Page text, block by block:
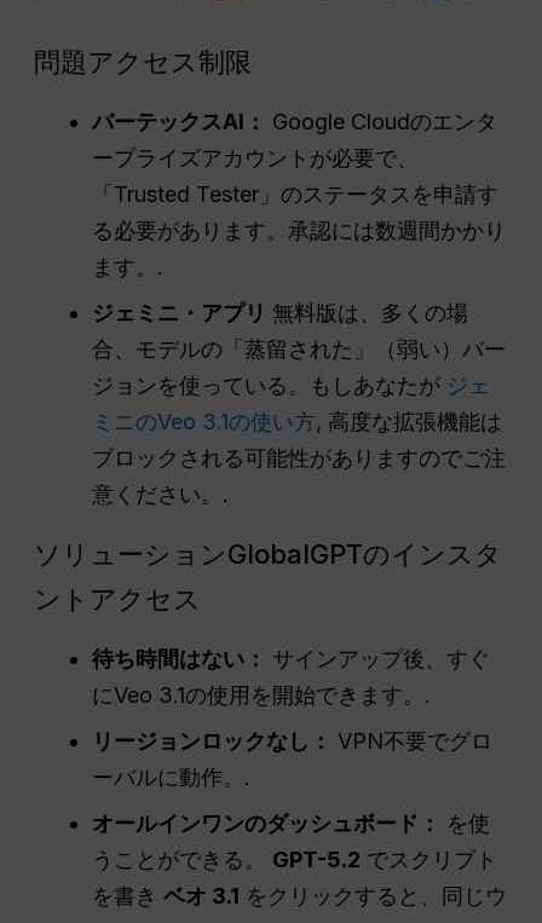
問題アクセス制限
バーテックスAI：
Google Cloudのエンタ
ープライズアカウントが必要で、
「Trusted Tester」のステータスを申請す
る必要があります。承認には数週間かかり
ます。.
ジェミニ・アプリ 無料版は、多くの場
合、モデルの「蒸留された」（弱い）バー
ジョンを使っている。もしあなたが ジェ
ミニのVeo 3.1の使い方, 高度な拡張機能は
ブロックされる可能性がありますのでご注
意ください。.
ソリューションGlobalGPTのインスタ
ントアクセス
待ち時間はない：
サインアップ後、すぐ
にVeo 3.1の使用を開始できます。.
リージョンロックなし： VPN不要でグロ
ーバルに動作。.
オールインワンのダッシュボード：
を使
うことができる。 GPT-5.2 でスクリプト
を書きベオ 3.1 をクリックすると、同じウ